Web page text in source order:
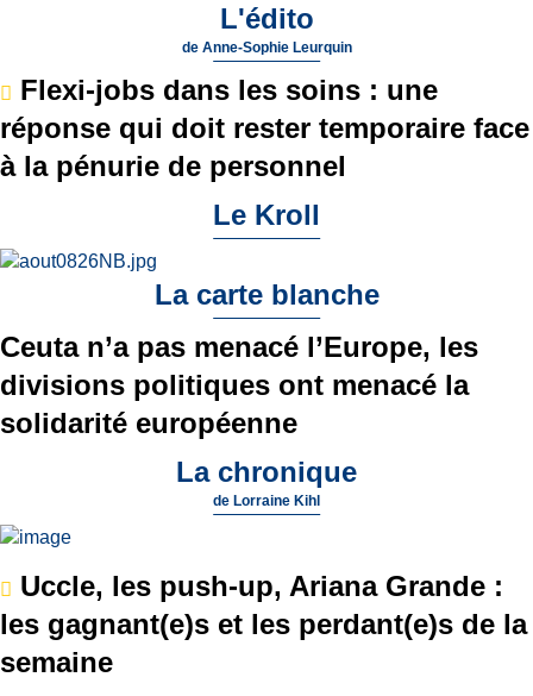
L'édito
de Anne-Sophie Leurquin
Flexi-jobs dans les soins : une
réponse qui doit rester temporaire face
à la pénurie de personnel
Le Kroll
La carte blanche
Ceuta n’a pas menacé l’Europe, les
divisions politiques ont menacé la
solidarité européenne
La chronique
de Lorraine Kihl
Uccle, les push-up, Ariana Grande :
les gagnant(e)s et les perdant(e)s de la
semaine